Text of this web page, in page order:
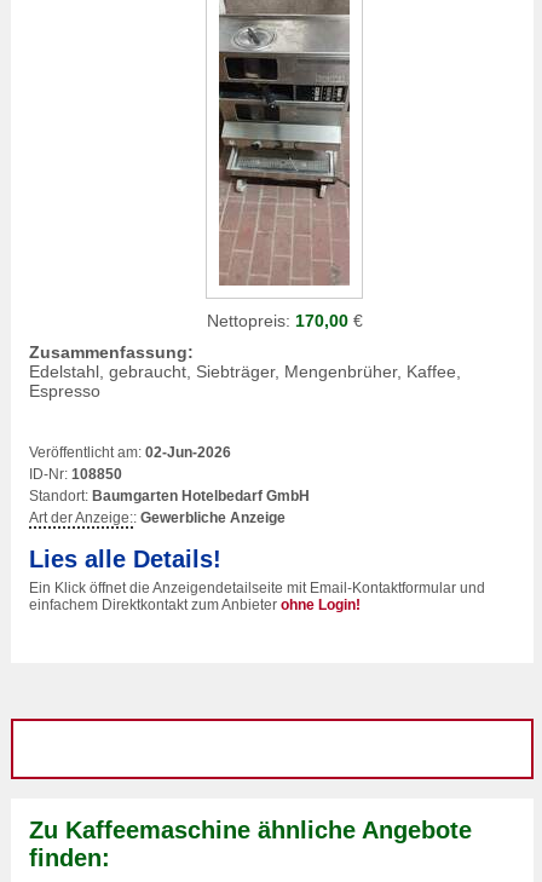
Nettopreis: 170,00€
Zusammenfassung:
Edelstahl, gebraucht, Siebträger, Mengenbrüher, Kaffee,
Espresso
Veröffentlicht am: 02-Jun-2026
ID-Nr: 108850
Standort: Baumgarten Hotelbedarf GmbH
Art der Anzeige:: Gewerbliche Anzeige
Lies alle Details!
Ein Klick öffnet die Anzeigendetailseite mit Email-Kontaktformular und
einfachem Direktkontakt zum Anbieter ohne Login!
Zu Kaffeemaschine ähnliche Angebote
finden: